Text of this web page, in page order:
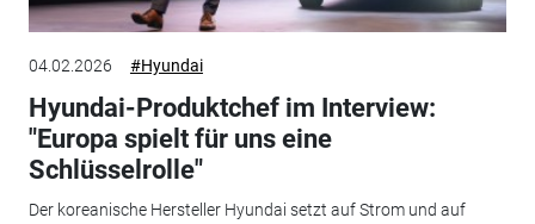
04.02.2026 #Hyundai
Hyundai-Produktchef im Interview:
"Europa spielt für uns eine
Schlüsselrolle"
Der koreanische Hersteller Hyundai setzt auf Strom und auf